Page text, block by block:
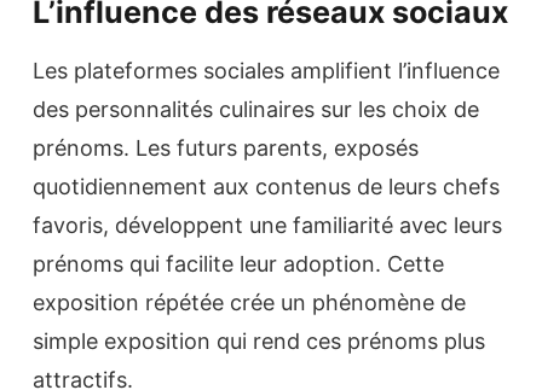
L’influence des réseaux sociaux
Les plateformes sociales amplifient l’influence
des personnalités culinaires sur les choix de
prénoms. Les futurs parents, exposés
quotidiennement aux contenus de leurs chefs
favoris, développent une familiarité avec leurs
prénoms qui facilite leur adoption. Cette
exposition répétée crée un phénomène de
simple exposition qui rend ces prénoms plus
attractifs.